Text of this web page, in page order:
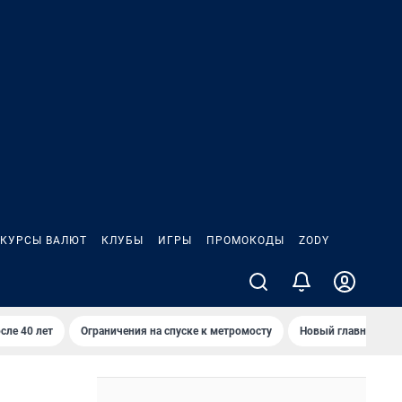
КУРСЫ ВАЛЮТ КЛУБЫ ИГРЫ ПРОМОКОДЫ ZODY
40 лет Ограничения на спуске к метромосту Новый главный